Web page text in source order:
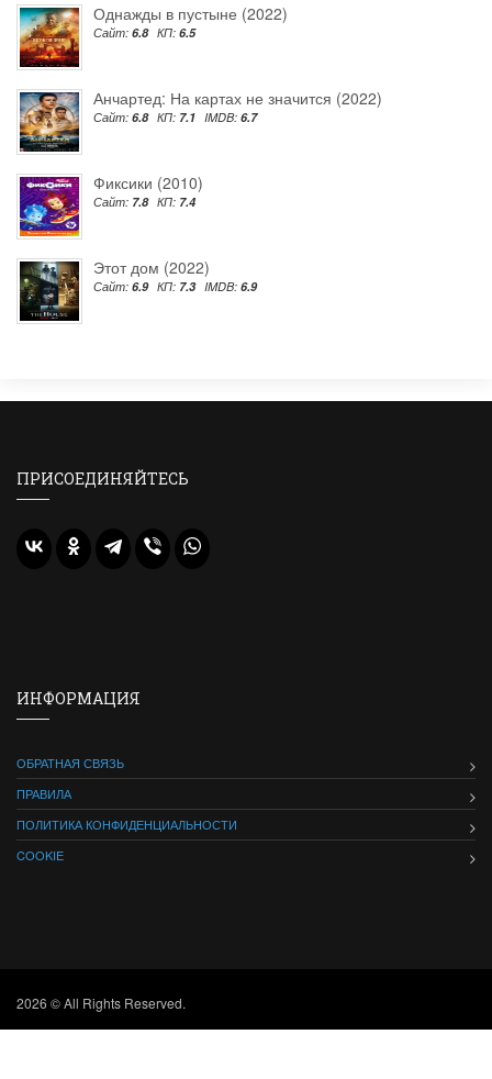
Однажды в пустыне (2022)
Сайт: 6.8 КП: 6.5
Анчартед: На картах не значится (2022)
Сайт: 6.8 КП: 7.1 IMDB: 6.7
Фиксики (2010)
Сайт: 7.8 КП: 7.4
Этот дом (2022)
Сайт: 6.9 КП: 7.3 IMDB: 6.9
ПРИСОЕДИНЯЙТЕСЬ
ИНФОРМАЦИЯ
ОБРАТНАЯ СВЯЗЬ
ПРАВИЛА
ПОЛИТИКА КОНФИДЕНЦИАЛЬНОСТИ
COOKIE
2026 © All Rights Reserved.